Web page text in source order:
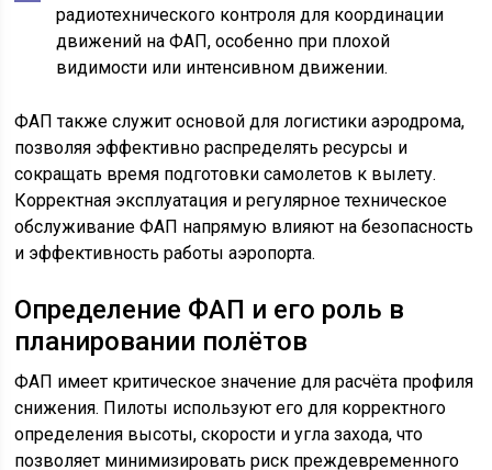
радиотехнического контроля для координации
движений на ФАП, особенно при плохой
видимости или интенсивном движении.
ФАП также служит основой для логистики аэродрома,
позволяя эффективно распределять ресурсы и
сокращать время подготовки самолетов к вылету.
Корректная эксплуатация и регулярное техническое
обслуживание ФАП напрямую влияют на безопасность
и эффективность работы аэропорта.
Определение ФАП и его роль в
планировании полётов
ФАП имеет критическое значение для расчёта профиля
снижения. Пилоты используют его для корректного
определения высоты, скорости и угла захода, что
позволяет минимизировать риск преждевременного